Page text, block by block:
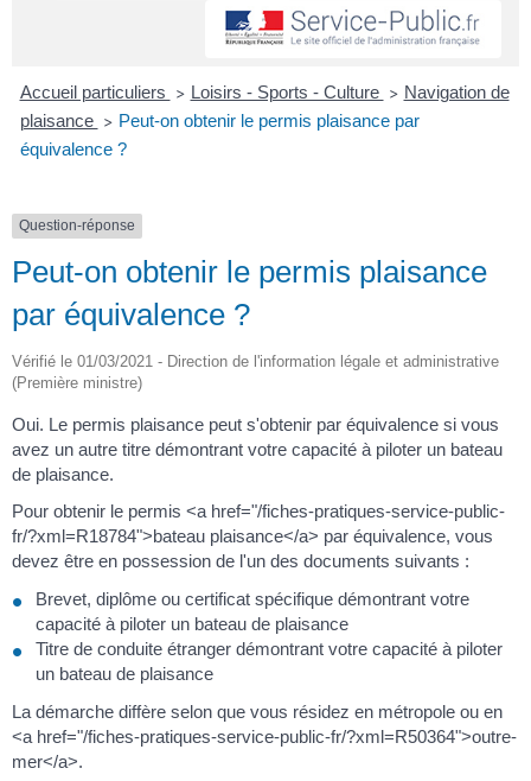
Accueil particuliers > Loisirs - Sports - Culture > Navigation de
plaisance > Peut-on obtenir le permis plaisance par
équivalence ?
Question-réponse
Peut-on obtenir le permis plaisance
par équivalence ?
Vérifié le 01/03/2021 - Direction de l'information légale et administrative
(Première ministre)
Oui. Le permis plaisance peut s'obtenir par équivalence si vous
avez un autre titre démontrant votre capacité à piloter un bateau
de plaisance.
Pour obtenir le permis <a href="/fiches-pratiques-service-public-
fr/?xml=R18784">bateau plaisance</a> par équivalence, vous
devez être en possession de l'un des documents suivants :
Brevet, diplôme ou certificat spécifique démontrant votre
capacité à piloter un bateau de plaisance
Titre de conduite étranger démontrant votre capacité à piloter
un bateau de plaisance
La démarche diffère selon que vous résidez en métropole ou en
<a href="/fiches-pratiques-service-public-fr/?xml=R50364">outre-
mer</a>.